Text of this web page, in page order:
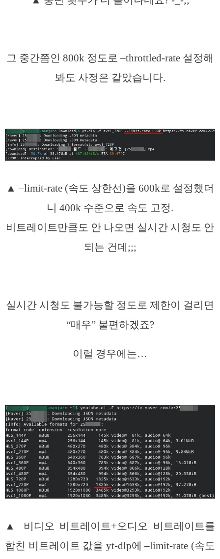
그 중간쯤인 800k 정도로 –throttled-rate 설정해
봐도 사정은 같았습니다.
▲ –limit-rate (속도 상한선)을 600k로 설정했더
니 400k 수준으로 속도 고정.
비트레이트만큼도 안 나오면 실시간 시청도 안
되는 건데;;;
실시간 시청도 불가능할 정도로 제한이 걸리면
“매우” 불편하겠죠?
이럴 경우에는…
▲ 비디오 비트레이트+오디오 비트레이트를
합친 비트레이트 값을 yt-dlp에 –limit-rate (속도